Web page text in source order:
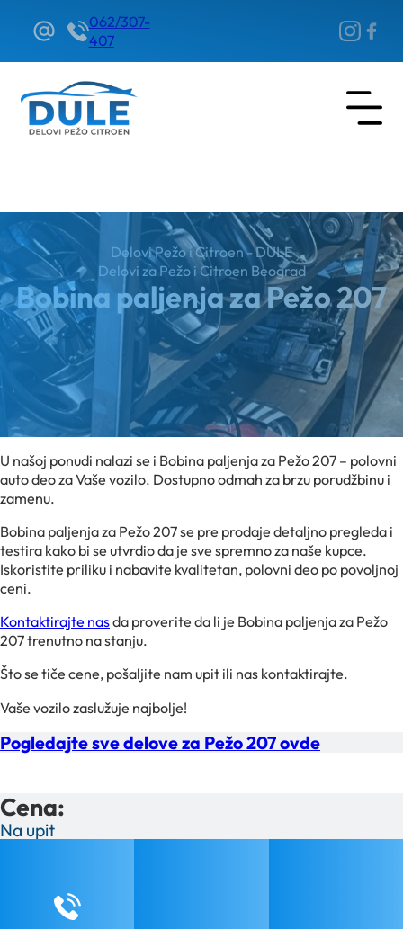
062/307-
407
Bobina paljenja za Pežo 207
Delovi Pežo i Citroen - DULE
Delovi za Pežo i Citroen Beograd
U našoj ponudi nalazi se i Bobina paljenja za Pežo 207 – polovni
auto deo za Vaše vozilo. Dostupno odmah za brzu porudžbinu i
zamenu.
Bobina paljenja za Pežo 207 se pre prodaje detaljno pregleda i
testira kako bi se utvrdio da je sve spremno za naše kupce.
Iskoristite priliku i nabavite kvalitetan, polovni deo po povoljnoj
ceni.
Kontaktirajte nasda proverite da li je Bobina paljenja za Pežo
207 trenutno na stanju.
Što se tiče cene, pošaljite nam upit ili nas kontaktirajte.
Vaše vozilo zaslužuje najbolje!
Pogledajte sve delove za Pežo 207 ovde
Cena:
Na upit